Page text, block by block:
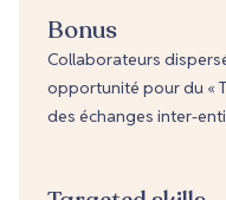
Bonus
Collaborateurs
opportunité pour du «
des échanges inter-